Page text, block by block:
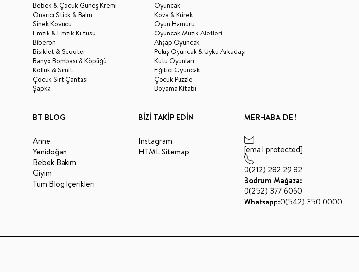
Bebek & Çocuk Güneş Kremi
Onarıcı Stick & Balm
Sinek Kovucu
Emzik & Emzik Kutusu
Biberon
Bisiklet & Scooter
Banyo Bombası & Köpüğü
Kolluk & Simit
Çocuk Sırt Çantası
Şapka
Oyuncak
Kova & Kürek
Oyun Hamuru
Oyuncak Müzik Aletleri
Ahşap Oyuncak
Peluş Oyuncak & Uyku Arkadaşı
Kutu Oyunları
Eğitici Oyuncak
Çocuk Puzzle
Boyama Kitabı
BT BLOG
Anne
Yenidoğan
Bebek Bakım
Giyim
Tüm Blog İçerikleri
BİZİ TAKİP EDİN
Instagram
HTML Sitemap
MERHABA DE !
[email protected]
0(212) 282 29 82
Bodrum Mağaza:
0(252) 377 6060
Whatsapp:0(542) 350 0000